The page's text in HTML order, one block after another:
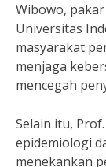
Wibowo,
Universitas
masyarakat
menjaga
mencegah
Selain itu,
epidemiologi
menekankan